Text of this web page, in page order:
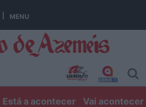
MENU
Está a acontecer Vai acontecer